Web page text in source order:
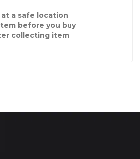
a safe location
before you buy
collecting item